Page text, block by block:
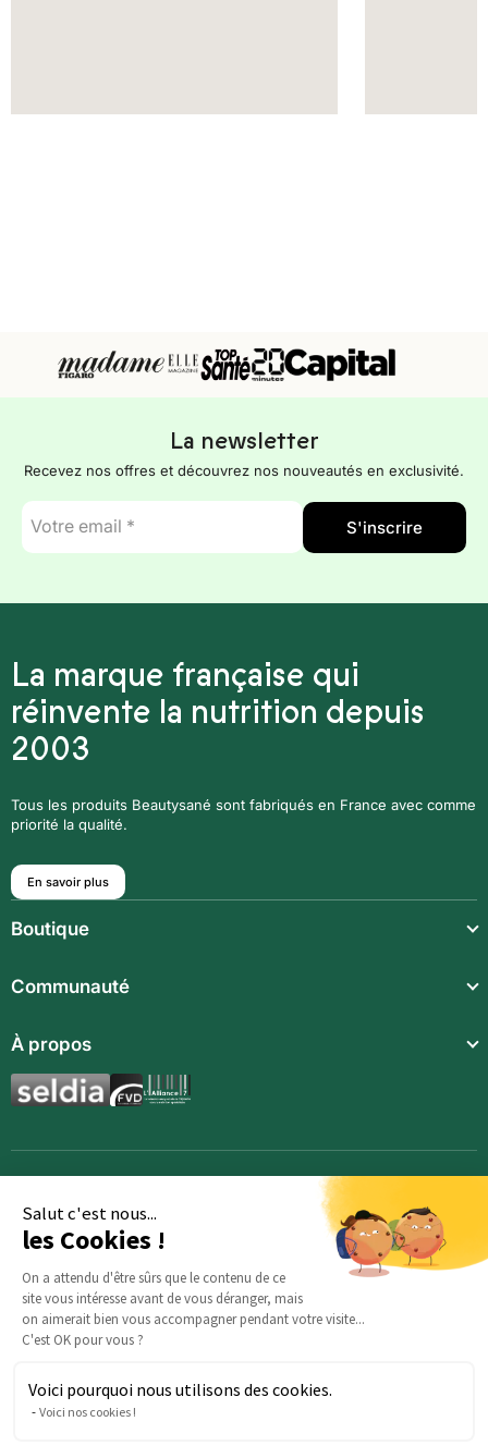
Salut c'est nous...
les Cookies !
On a attendu d'être sûrs que le contenu de ce
site vous intéresse avant de vous déranger, mais
on aimerait bien vous accompagner pendant votre visite...
C'est OK pour vous ?
Voici pourquoi nous utilisons des cookies.
Voici nos cookies !
La newsletter
Recevez nos offres et découvrez nos nouveautés en exclusivité.
E-
mail
*
S'inscrire
La marque française qui
réinvente la nutrition depuis
2003
Tous les produits Beautysané sont fabriqués en France avec comme
priorité la qualité.
En savoir plus
Boutique
Compléments alimentaires
Boissons techniques
Communauté
Communauté
Magazine
À propos
Qui sommes-nous ?
Opportunités
Inscription
Demande d’information
Des questions sur votre commande ? : Notre équipe est là